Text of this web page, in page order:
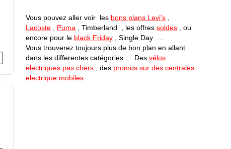
Vous pouvez aller voir les bons plans Levi’s
Lacoste
Puma , Timberland , les offres soldes , ou
encore pour le black Friday , Single Day …
Vous trouverez toujours plus de bon plan en allant
dans les differentes catégories … Des vélos
electriques pas chers , des promos sur des centrales
electrique mobiles